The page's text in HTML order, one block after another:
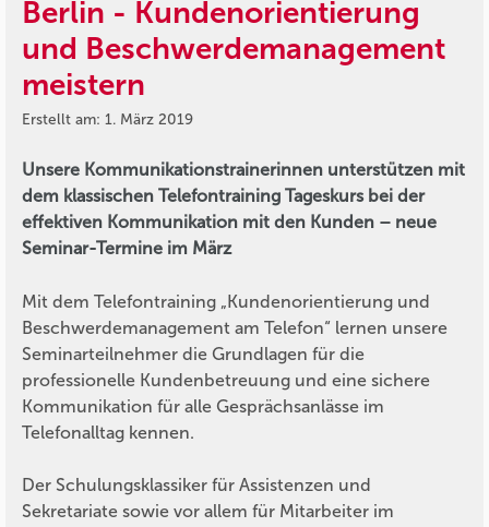
Berlin - Kundenorientierung
und Beschwerdemanagement
meistern
Erstellt am: 1. März 2019
Unsere Kommunikationstrainerinnen unterstützen mit
dem klassischen Telefontraining Tageskurs bei der
effektiven Kommunikation mit den Kunden – neue
Seminar-Termine im März
Mit dem Telefontraining „Kundenorientierung und
Beschwerdemanagement am Telefon“ lernen unsere
Seminarteilnehmer die Grundlagen für die
professionelle Kundenbetreuung und eine sichere
Kommunikation für alle Gesprächsanlässe im
Telefonalltag kennen.
Der Schulungsklassiker für Assistenzen und
Sekretariate sowie vor allem für Mitarbeiter im